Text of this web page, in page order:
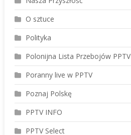
O sztuce
Polityka
Polonijna Lista Przebojów PPTV
Poranny live w PPTV
Poznaj Polskę
PPTV INFO
PPTV Select